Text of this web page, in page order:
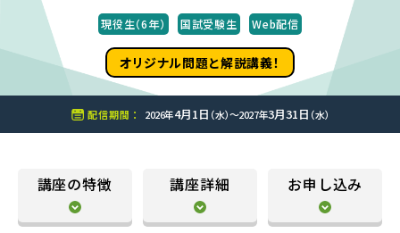
現役生（6年） 国試受験生 Web配信
オリジナル問題と解説講義！
配信期間 ： 2026年4月1日 （水）〜2027年3月31日 （水）
講座の特徴 講座詳細 お申し込み